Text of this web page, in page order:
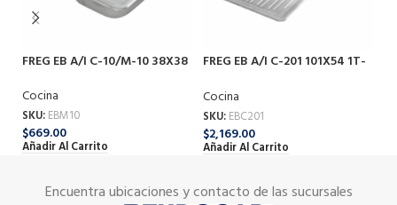
FREG EB A/I C-10/M-10 38X38
Cocina
SKU: EBM10
$669.00
Añadir Al Carrito
FREG EB A/I C-201 101X54 1T-
Cocina
SKU: EBC201
$2,169.00
Añadir Al Carrito
Encuentra ubicaciones y contacto de las sucursales